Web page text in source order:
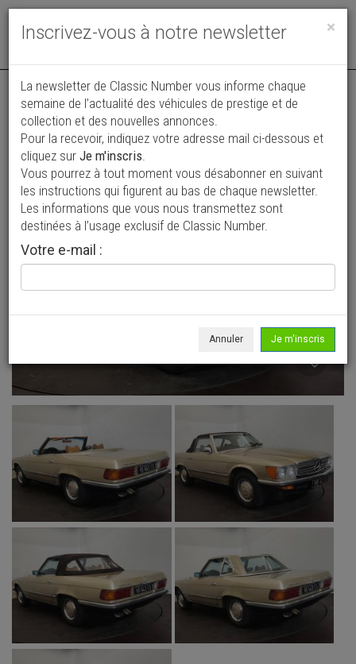
Toggle
Annonce actualisée le 31/07/2026 ( il y a 8 jours )
Mercedes-Benz SL 450
27 500 €
1972 Cabriolet / roadster 162 637 km
×
Inscrivez-vous à notre newsletter
La newsletter de Classic Number vous informe chaque
semaine de l’actualité des véhicules de prestige et de
collection et des nouvelles annonces.
Pour la recevoir, indiquez votre adresse mail ci-dessous et
cliquez sur Je m'inscris.
Vous pourrez à tout moment vous désabonner en suivant
les instructions qui figurent au bas de chaque newsletter.
Les informations que vous nous transmettez sont
destinées à l’usage exclusif de Classic Number.
Votre e-mail :
Annuler Je m'inscris